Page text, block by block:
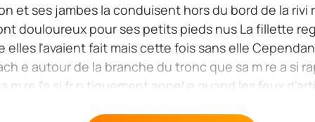
et ses jambes la conduisent hors du bord de la rivi
douloureux pour ses petits pieds nus La fillette
elles l'avaient fait mais cette fois sans elle
e autour de la branche du tronc que sa m re a si
m re l'a si fr n tiquement appel e quand les feux